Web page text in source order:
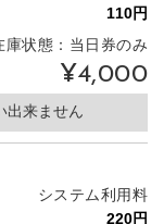
庫状態：当日券のみ
¥4,000
出来ません
システム利用料